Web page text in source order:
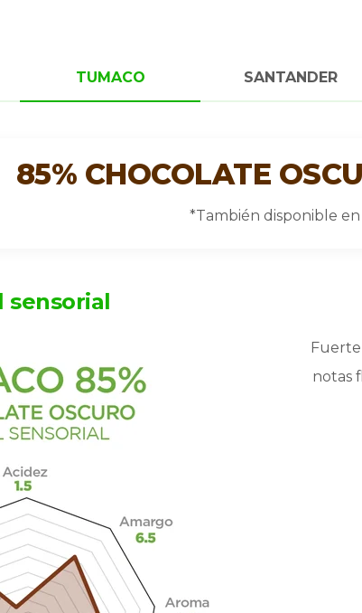
TUMACO SANTANDER
85% CHOCOLATE
*También disponible en
sensorial
notas